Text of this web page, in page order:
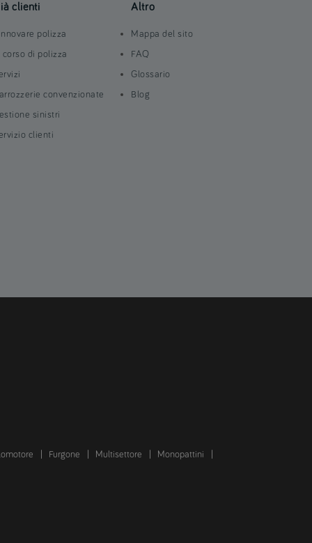
clienti
polizza
corso di polizza
convenzionate
sinistri
clienti
Altro
Mappa del sito
FAQ
Glossario
Blog
Furgone Multisettore Monopattini